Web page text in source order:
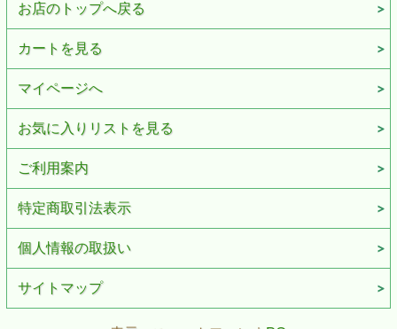
お店のトップへ戻る
カートを見る
マイページへ
お気に入りリストを見る
ご利用案内
特定商取引法表示
個人情報の取扱い
サイトマップ